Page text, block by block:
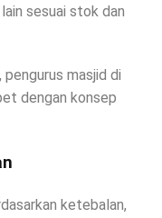
sesuai stok dan
masjid di
dengan konsep
ketebalan,